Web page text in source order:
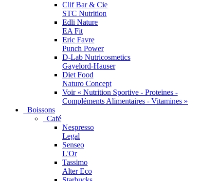
Clif Bar & Cie
STC Nutrition
Edli Nature
EA Fit
Eric Favre
Punch Power
D-Lab Nutricosmetics
Gayelord-Hauser
Diet Food
Naturo Concept
Voir « Nutrition Sportive - Proteines -
Compléments Alimentaires - Vitamines »
Boissons
Café
Nespresso
Legal
Senseo
L'Or
Tassimo
Alter Eco